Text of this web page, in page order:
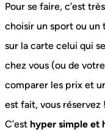
Pour se faire, c’est
choisir un sport ou un
sur la carte celui qui
chez vous (ou de
comparer les prix et
est fait, vous réservez !
C’est hyper simple et